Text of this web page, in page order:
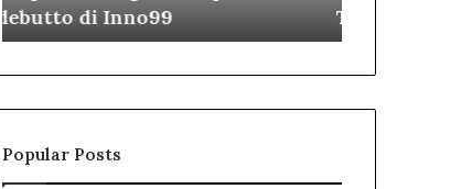
dell’amministrazione
Biondi.
del
TAR”
partecipazione
dell’Immaginario
Popular Posts